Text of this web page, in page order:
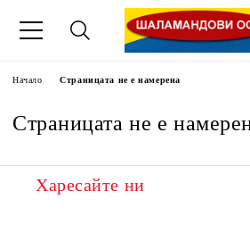
Начало Страницата не е намерена
Страницата не е
Харесайте ни